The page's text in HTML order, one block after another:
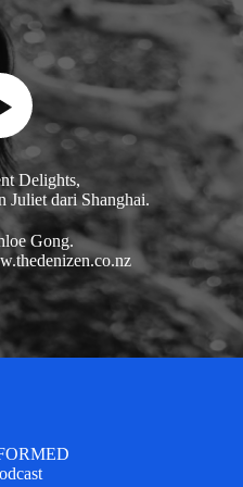
Delights,
Juliet dari Shanghai.
Gong.